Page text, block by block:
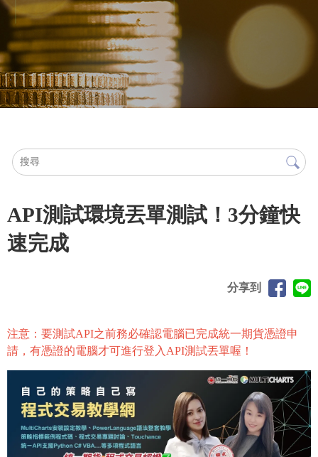
API測試環境丟單測試！3分鐘快
速完成
分享到
注意：要測試API之前務必確認電腦已完成統一期貨憑證申
請，有憑證的電腦才可進行登入API測試丟單喔！